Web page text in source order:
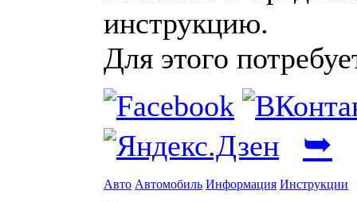
инструкцию.
Для этого
➥
Авто Автомобиль Информация Инструкции